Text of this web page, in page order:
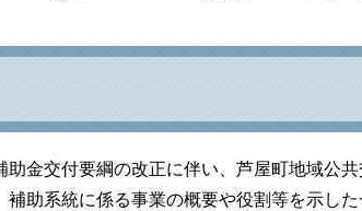
金交付要綱の改正に伴い、芦屋町地域公
助系統に係る事業の概要や役割等を示し